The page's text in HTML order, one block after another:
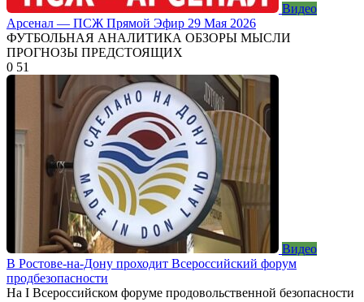
Видео
Арсенал — ПСЖ Прямой Эфир 29 Мая 2026
ФУТБОЛЬНАЯ АНАЛИТИКА ОБЗОРЫ МЫСЛИ
ПРОГНОЗЫ ПРЕДСТОЯЩИХ
0 51
Видео
В Ростове-на-Дону проходит Всероссийский форум
продбезопасности
На I Всероссийском форуме продовольственной безопасности